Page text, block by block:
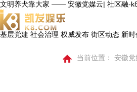
文明养犬靠大家 —— 安徽党媒云| 社区融-
基层党建 社会治理 权威发布 街区动态 新
当前位置： 安徽